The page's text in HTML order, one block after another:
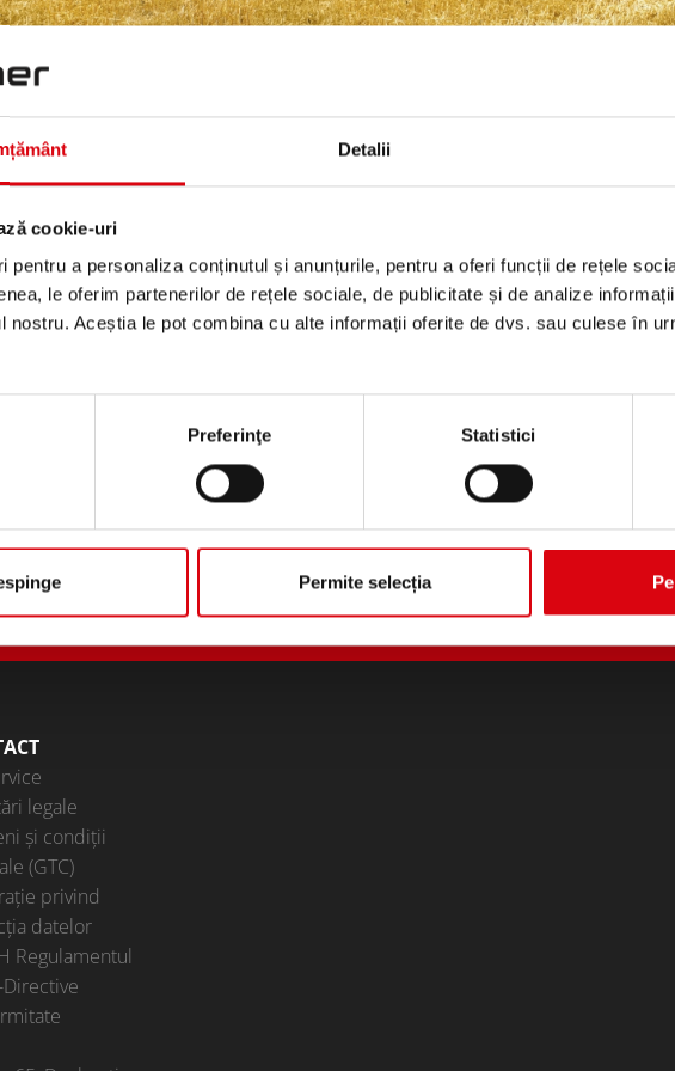
Detalii
cookie-uri
pentru a personaliza conținutul și anunțurile, pentru a oferi funcții de rețele
le oferim partenerilor de rețele sociale, de publicitate și de analize
nostru. Aceștia le pot combina cu alte informații oferite de dvs. sau culese în
Preferinţe Statistici
Permite selecția
& AGRICOLE
H 20 F - H 40 F (4.0t) H 50 F - H 80
legale
și condiții
(GTC)
privind
datelor
Regulamentul
Directive